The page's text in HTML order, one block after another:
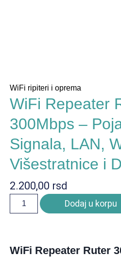
WiFi Repeater Ruter
WiFi ripiteri i oprema
WiFi Repeater
300Mbps –
Signala, LAN,
Višestratnice i
2.200,00 rsd
Dodaj u korpu